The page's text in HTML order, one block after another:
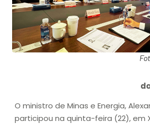
O ministro de Minas e Energia,
participou na quinta-feira (22), em